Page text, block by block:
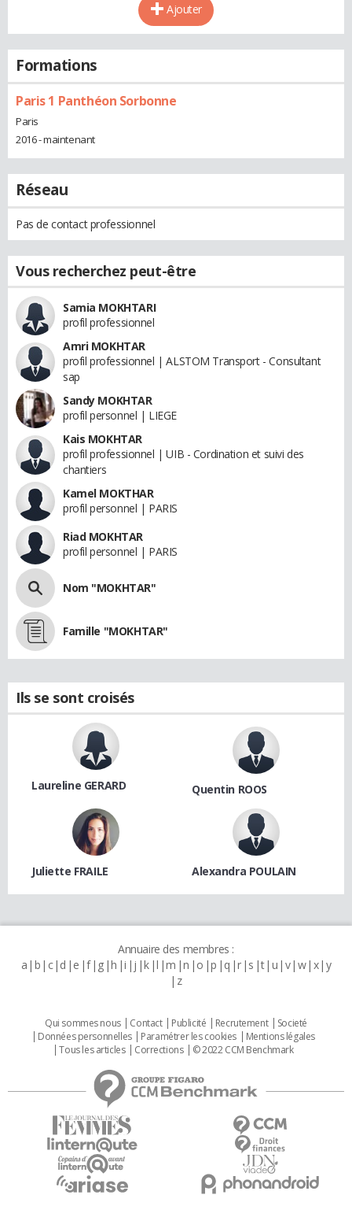
Ajouter
Formations
Paris 1 Panthéon Sorbonne
Paris
2016 - maintenant
Réseau
Pas de contact professionnel
Vous recherchez peut-être
Samia MOKHTARI
profil professionnel
Amri MOKHTAR
profil professionnel | ALSTOM Transport - Consultant
sap
Sandy MOKHTAR
profil personnel | LIEGE
Kais MOKHTAR
profil professionnel | UIB - Cordination et suivi des
chantiers
Kamel MOKTHAR
profil personnel | PARIS
Riad MOKHTAR
profil personnel | PARIS
Nom "MOKHTAR"
Famille "MOKHTAR"
Ils se sont croisés
Laureline GERARD Quentin ROOS
Juliette FRAILE Alexandra POULAIN
Annuaire des membres :
a b c d e f g h i j k l m n o p q r s t u v w x y
z
Qui sommes nous Contact Publicité Recrutement
Societé
Données personnelles
Paramétrer les cookies
Mentions légales
Tous les articles
Corrections © 2022 CCM Benchmark